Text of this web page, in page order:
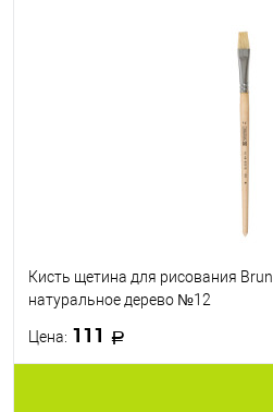
Кисть щетина для рисования
натуральное дерево №12
Цена: 111